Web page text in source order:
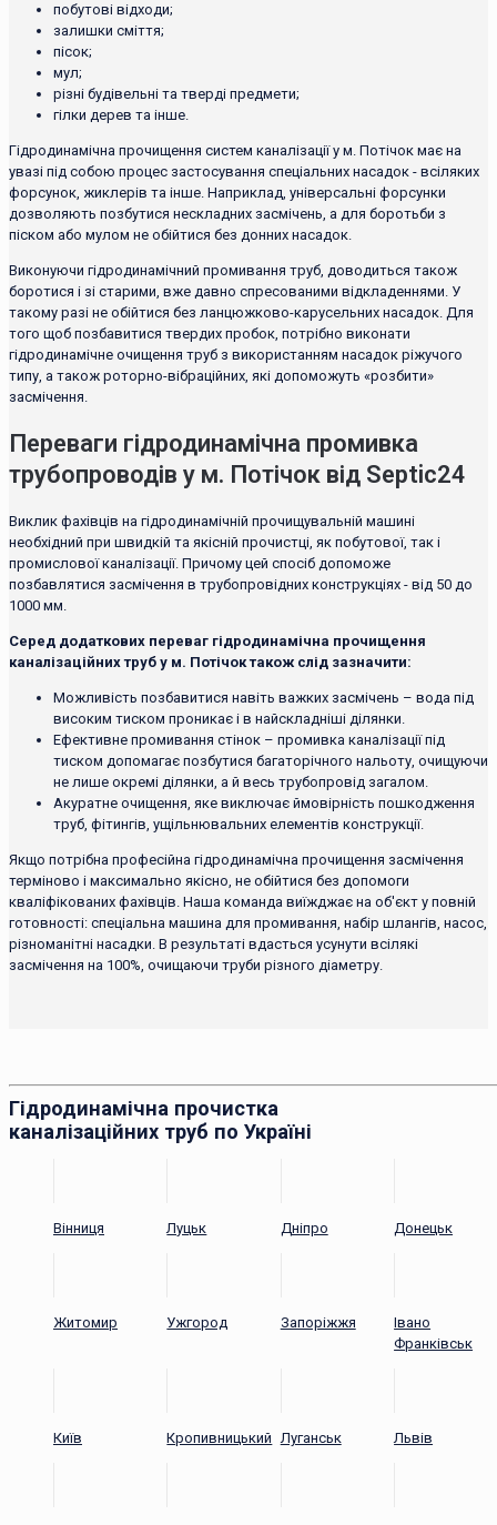
побутові відходи;
залишки сміття;
пісок;
мул;
різні будівельні та тверді предмети;
гілки дерев та інше.
Гідродинамічна прочищення систем каналізації у м. Потічок має на
увазі під собою процес застосування спеціальних насадок - всіляких
форсунок, жиклерів та інше. Наприклад, універсальні форсунки
дозволяють позбутися нескладних засмічень, а для боротьби з
піском або мулом не обійтися без донних насадок.
Виконуючи гідродинамічний промивання труб, доводиться також
боротися і зі старими, вже давно спресованими відкладеннями. У
такому разі не обійтися без ланцюжково-карусельних насадок. Для
того щоб позбавитися твердих пробок, потрібно виконати
гідродинамічне очищення труб з використанням насадок ріжучого
типу, а також роторно-вібраційних, які допоможуть «розбити»
засмічення.
Переваги гідродинамічна промивка
трубопроводів у м. Потічок від Septic24
Виклик фахівців на гідродинамічній прочищувальній машині
необхідний при швидкій та якісній прочистці, як побутової, так і
промислової каналізації. Причому цей спосіб допоможе
позбавлятися засмічення в трубопровідних конструкціях - від 50 до
1000 мм.
Серед додаткових переваг гідродинамічна прочищення
каналізаційних труб у м. Потічок також слід зазначити:
Можливість позбавитися навіть важких засмічень – вода під
високим тиском проникає і в найскладніші ділянки.
Ефективне промивання стінок – промивка каналізації під
тиском допомагає позбутися багаторічного нальоту, очищуючи
не лише окремі ділянки, а й весь трубопровід загалом.
Акуратне очищення, яке виключає ймовірність пошкодження
труб, фітингів, ущільнювальних елементів конструкції.
Якщо потрібна професійна гідродинамічна прочищення засмічення
терміново і максимально якісно, ​​не обійтися без допомоги
кваліфікованих фахівців. Наша команда виїжджає на об'єкт у повній
готовності: спеціальна машина для промивання, набір шлангів, насос,
різноманітні насадки. В результаті вдасться усунути всілякі
засмічення на 100%, очищаючи труби різного діаметру.
Гідродинамічна прочистка
каналізаційних труб по Україні
Вінниця Луцьк Дніпро Донецьк
Житомир Ужгород Запоріжжя
Івано
Франківськ
Київ Кропивницький Луганськ Львів